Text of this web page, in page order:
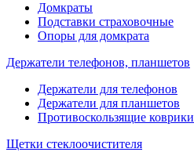
Домкраты
Подставки страховочные
Опоры для домкрата
Держатели телефонов, планшетов
Держатели для телефонов
Держатели для планшетов
Противоскользящие коврики
Щетки стеклоочистителя